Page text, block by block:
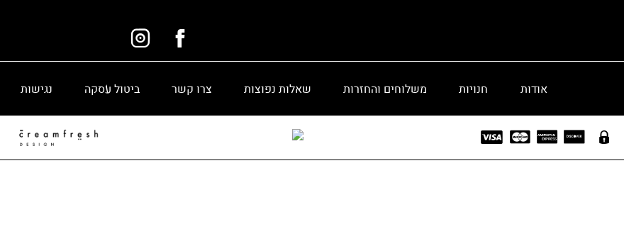
אודות חנויות משלוחים והחזרות שאלות נפוצות צרו קשר ביטול עסקה נגישות